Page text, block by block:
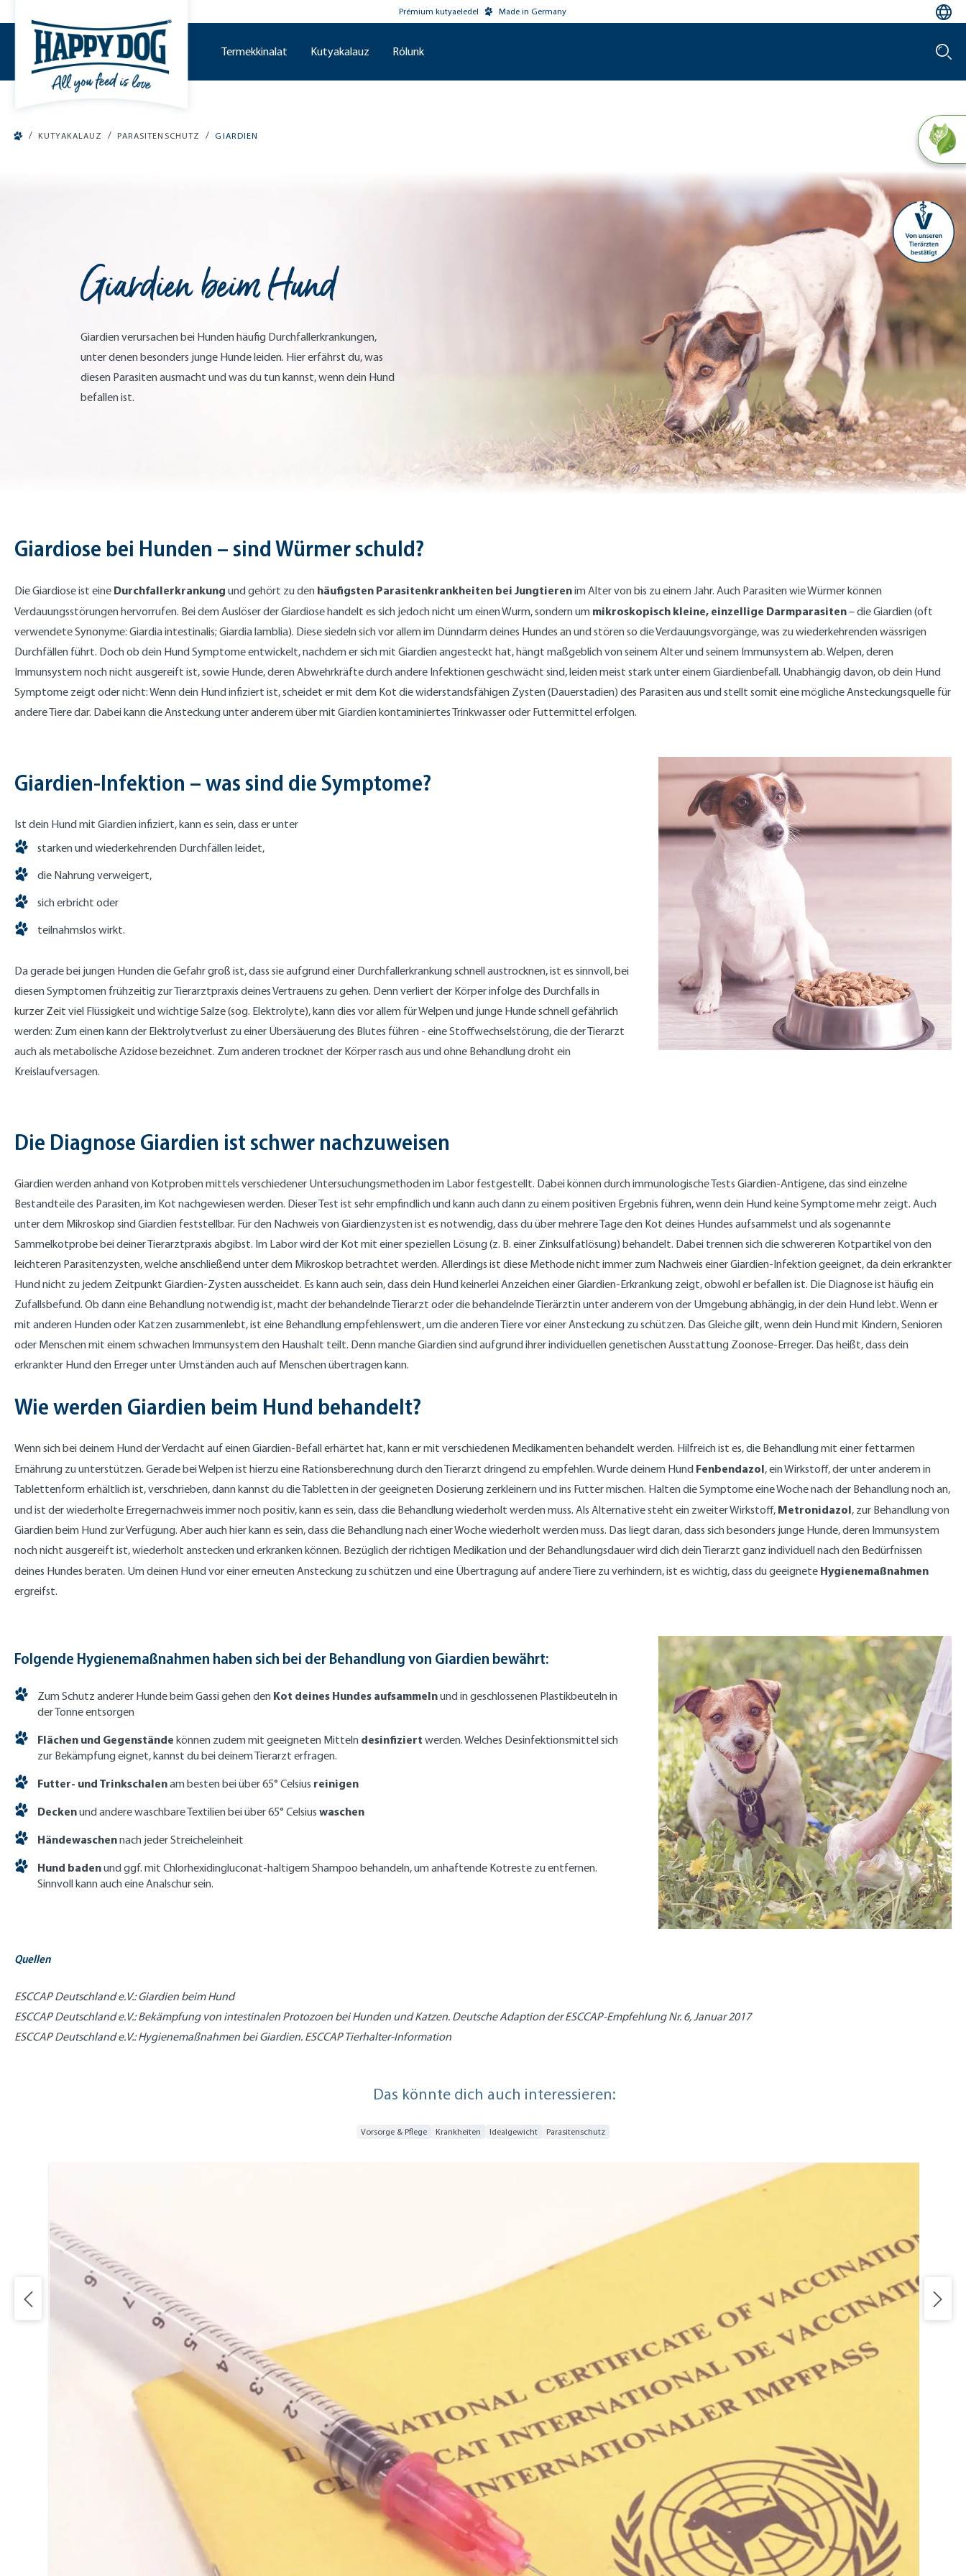
Prémium kutyaeledel Made in Germany
Termekkinalat Kutyakalauz Rólunk
/ KUTYAKALAUZ / PARASITENSCHUTZ / GIARDIEN
Giardien beim Hund
Giardien verursachen bei Hunden häufig Durchfallerkrankungen,
unter denen besonders junge Hunde leiden. Hier erfährst du, was
diesen Parasiten ausmacht und was du tun kannst, wenn dein Hund
befallen ist.
Giardiose bei Hunden – sind Würmer schuld?
Die Giardiose ist eine Durchfallerkrankung und gehört zu den häufigsten Parasitenkrankheiten bei Jungtierenim Alter von bis zu einem Jahr. Auch Parasiten wie Würmer können
Verdauungsstörungen hervorrufen. Bei dem Auslöser der Giardiose handelt es sich jedoch nicht um einen Wurm, sondern um mikroskopisch kleine, einzellige Darmparasiten– die Giardien (oft
verwendete Synonyme: Giardia intestinalis; Giardia lamblia). Diese siedeln sich vor allem im Dünndarm deines Hundes an und stören so die Verdauungsvorgänge, was zu wiederkehrenden wässrigen
Durchfällen führt. Doch ob dein Hund Symptome entwickelt, nachdem er sich mit Giardien angesteckt hat, hängt maßgeblich von seinem Alter und seinem Immunsystem ab. Welpen, deren
Immunsystem noch nicht ausgereift ist, sowie Hunde, deren Abwehrkräfte durch andere Infektionen geschwächt sind, leiden meist stark unter einem Giardienbefall. Unabhängig davon, ob dein Hund
Symptome zeigt oder nicht: Wenn dein Hund infiziert ist, scheidet er mit dem Kot die widerstandsfähigen Zysten (Dauerstadien) des Parasiten aus und stellt somit eine mögliche Ansteckungsquelle für
andere Tiere dar. Dabei kann die Ansteckung unter anderem über mit Giardien kontaminiertes Trinkwasser oder Futtermittel erfolgen.
Giardien-Infektion – was sind die Symptome?
Ist dein Hund mit Giardien infiziert, kann es sein, dass er unter
starken und wiederkehrenden Durchfällen leidet,
die Nahrung verweigert,
sich erbricht oder
teilnahmslos wirkt.
Da gerade bei jungen Hunden die Gefahr groß ist, dass sie aufgrund einer Durchfallerkrankung schnell austrocknen, ist es sinnvoll, bei
diesen Symptomen frühzeitig zur Tierarztpraxis deines Vertrauens zu gehen. Denn verliert der Körper infolge des Durchfalls in
kurzer Zeit viel Flüssigkeit und wichtige Salze (sog. Elektrolyte), kann dies vor allem für Welpen und junge Hunde schnell gefährlich
werden: Zum einen kann der Elektrolytverlust zu einer Übersäuerung des Blutes führen - eine Stoffwechselstörung, die der Tierarzt
auch als metabolische Azidose bezeichnet. Zum anderen trocknet der Körper rasch aus und ohne Behandlung droht ein
Kreislaufversagen.
Die Diagnose Giardien ist schwer nachzuweisen
Giardien werden anhand von Kotproben mittels verschiedener Untersuchungsmethoden im Labor festgestellt. Dabei können durch immunologische Tests Giardien-Antigene, das sind einzelne
Bestandteile des Parasiten, im Kot nachgewiesen werden. Dieser Test ist sehr empfindlich und kann auch dann zu einem positiven Ergebnis führen, wenn dein Hund keine Symptome mehr zeigt. Auch
unter dem Mikroskop sind Giardien feststellbar. Für den Nachweis von Giardienzysten ist es notwendig, dass du über mehrere Tage den Kot deines Hundes aufsammelst und als sogenannte
Sammelkotprobe bei deiner Tierarztpraxis abgibst. Im Labor wird der Kot mit einer speziellen Lösung (z. B. einer Zinksulfatlösung) behandelt. Dabei trennen sich die schwereren Kotpartikel von den
leichteren Parasitenzysten, welche anschließend unter dem Mikroskop betrachtet werden. Allerdings ist diese Methode nicht immer zum Nachweis einer Giardien-Infektion geeignet, da dein erkrankter
Hund nicht zu jedem Zeitpunkt Giardien-Zysten ausscheidet. Es kann auch sein, dass dein Hund keinerlei Anzeichen einer Giardien-Erkrankung zeigt, obwohl er befallen ist. Die Diagnose ist häufig ein
Zufallsbefund. Ob dann eine Behandlung notwendig ist, macht der behandelnde Tierarzt oder die behandelnde Tierärztin unter anderem von der Umgebung abhängig, in der dein Hund lebt. Wenn er
mit anderen Hunden oder Katzen zusammenlebt, ist eine Behandlung empfehlenswert, um die anderen Tiere vor einer Ansteckung zu schützen. Das Gleiche gilt, wenn dein Hund mit Kindern, Senioren
oder Menschen mit einem schwachen Immunsystem den Haushalt teilt. Denn manche Giardien sind aufgrund ihrer individuellen genetischen Ausstattung Zoonose-Erreger. Das heißt, dass dein
erkrankter Hund den Erreger unter Umständen auch auf Menschen übertragen kann.
Wie werden Giardien beim Hund behandelt?
Wenn sich bei deinem Hund der Verdacht auf einen Giardien-Befall erhärtet hat, kann er mit verschiedenen Medikamenten behandelt werden. Hilfreich ist es, die Behandlung mit einer fettarmen
Ernährung zu unterstützen. Gerade bei Welpen ist hierzu eine Rationsberechnung durch den Tierarzt dringend zu empfehlen. Wurde deinem Hund Fenbendazol, ein Wirkstoff, der unter anderem in
Tablettenform erhältlich ist, verschrieben, dann kannst du die Tabletten in der geeigneten Dosierung zerkleinern und ins Futter mischen. Halten die Symptome eine Woche nach der Behandlung noch an,
und ist der wiederholte Erregernachweis immer noch positiv, kann es sein, dass die Behandlung wiederholt werden muss. Als Alternative steht ein zweiter Wirkstoff, Metronidazol, zur Behandlung von
Giardien beim Hund zur Verfügung. Aber auch hier kann es sein, dass die Behandlung nach einer Woche wiederholt werden muss. Das liegt daran, dass sich besonders junge Hunde, deren Immunsystem
noch nicht ausgereift ist, wiederholt anstecken und erkranken können. Bezüglich der richtigen Medikation und der Behandlungsdauer wird dich dein Tierarzt ganz individuell nach den Bedürfnissen
deines Hundes beraten. Um deinen Hund vor einer erneuten Ansteckung zu schützen und eine Übertragung auf andere Tiere zu verhindern, ist es wichtig, dass du geeignete Hygienemaßnahmen
ergreifst.
Folgende Hygienemaßnahmen haben sich bei der Behandlung von Giardien bewährt:
Zum Schutz anderer Hunde beim Gassi gehen den Kot deines Hundes aufsammelnund in geschlossenen Plastikbeuteln in
der Tonne entsorgen
Flächen und Gegenstände können zudem mit geeigneten Mitteln desinfiziert werden. Welches Desinfektionsmittel sich
zur Bekämpfung eignet, kannst du bei deinem Tierarzt erfragen.
Futter- und Trinkschalenam besten bei über 65° Celsius reinigen
Deckenund andere waschbare Textilien bei über 65° Celsius waschen
Händewaschennach jeder Streicheleinheit
Hund badenund ggf. mit Chlorhexidingluconat-haltigem Shampoo behandeln, um anhaftende Kotreste zu entfernen.
Sinnvoll kann auch eine Analschur sein.
Quellen
ESCCAP Deutschland e.V.: Giardien beim Hund
ESCCAP Deutschland e.V.: Bekämpfung von intestinalen Protozoen bei Hunden und Katzen. Deutsche Adaption der ESCCAP-Empfehlung Nr. 6, Januar 2017
ESCCAP Deutschland e.V.: Hygienemaßnahmen bei Giardien. ESCCAP Tierhalter-Information
Das könnte dich auch interessieren:
Vorsorge & Pflege Krankheiten Idealgewicht Parasitenschutz